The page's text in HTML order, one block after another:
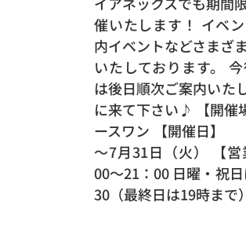
催いたします！ イベ
内イベントなどさまざ
いたしております。
は後日順次ご案内いた
に来て下さい♪ 【開
ースワン 【開催日】
～7月31日（火） 【
00～21：00 日曜・祝
30（最終日は19時まで）